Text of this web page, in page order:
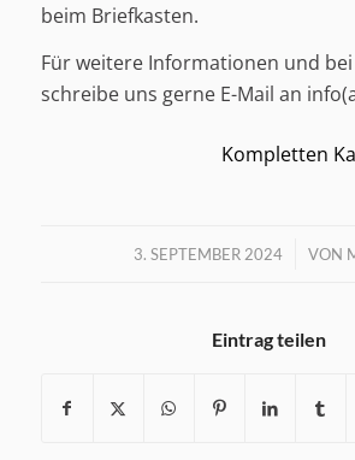
beim Briefkasten.
Für weitere Informationen und bei
schreibe uns gerne E-Mail an
Kompletten
3. SEPTEMBER 2024
/ VON
Eintrag teilen